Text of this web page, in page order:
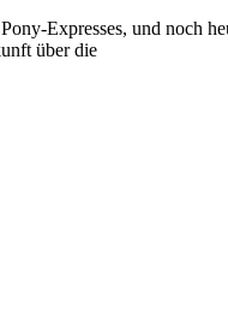
Expresses, und noch
über die